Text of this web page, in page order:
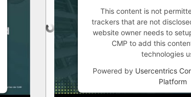
This content is not
trackers that are not
website owner needs to
CMP to add this
technologies
Powered by Usercentrics
Platform